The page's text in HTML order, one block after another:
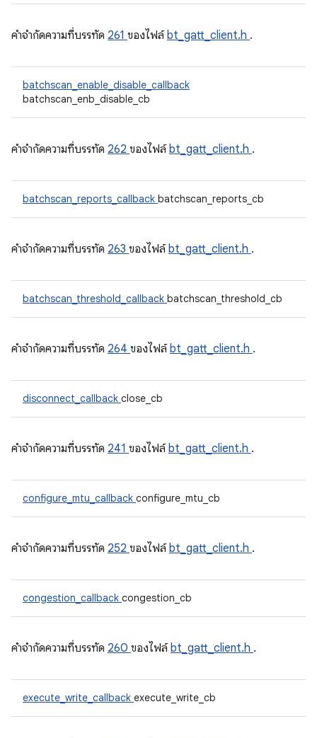
คําจํากัดความที่บรรทัด 261 ของไฟล์bt_gatt_client.h .
batchscan_enable_disable_callback
batchscan_enb_disable_cb
คําจํากัดความที่บรรทัด 262 ของไฟล์bt_gatt_client.h .
batchscan_reports_callback batchscan_reports_cb
คําจํากัดความที่บรรทัด 263 ของไฟล์bt_gatt_client.h .
batchscan_threshold_callback batchscan_threshold_cb
คําจํากัดความที่บรรทัด 264 ของไฟล์bt_gatt_client.h .
disconnect_callback close_cb
คําจํากัดความที่บรรทัด 241 ของไฟล์bt_gatt_client.h .
configure_mtu_callback configure_mtu_cb
คําจํากัดความที่บรรทัด 252 ของไฟล์bt_gatt_client.h .
congestion_callback congestion_cb
คําจํากัดความที่บรรทัด 260 ของไฟล์bt_gatt_client.h .
execute_write_callback execute_write_cb